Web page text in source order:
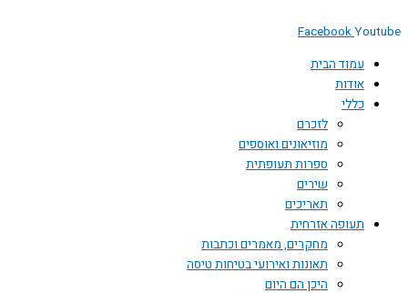
FacebookYoutube
עמוד הבית
אודות
כללי
לזכרם
מוזיאונים ואוספים
ספרות תעופתית
שירים
תאריכים
תעופה אזרחית
מחקרים, מאמרים וכתבות
תאונות ואירועי בטיחות טיסה
היכן הם היום